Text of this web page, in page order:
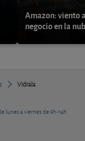
Amazon: viento
negocio en la
Vidrala
lunes a viernes de 9h-14h